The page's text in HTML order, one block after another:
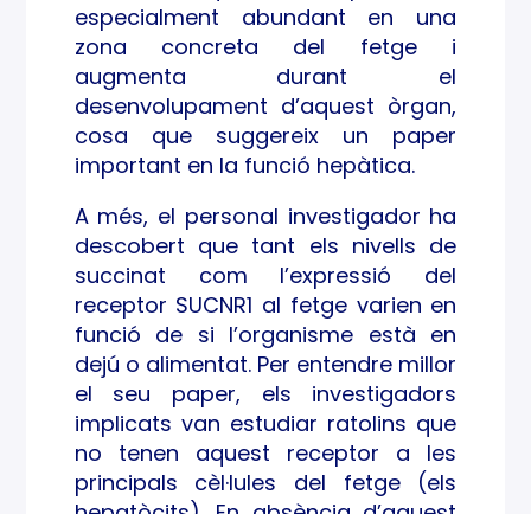
especialment abundant en una
zona concreta del fetge i
augmenta durant el
desenvolupament d’aquest òrgan,
cosa que suggereix un paper
important en la funció hepàtica.
A més, el personal investigador ha
descobert que tant els nivells de
succinat com l’expressió del
receptor SUCNR1 al fetge varien en
funció de si l’organisme està en
dejú o alimentat. Per entendre millor
el seu paper, els investigadors
implicats van estudiar ratolins que
no tenen aquest receptor a les
principals cèl·lules del fetge (els